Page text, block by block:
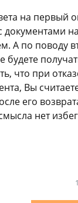
на первый
документами
А по поводу
будете
что при
Вы
его
нет